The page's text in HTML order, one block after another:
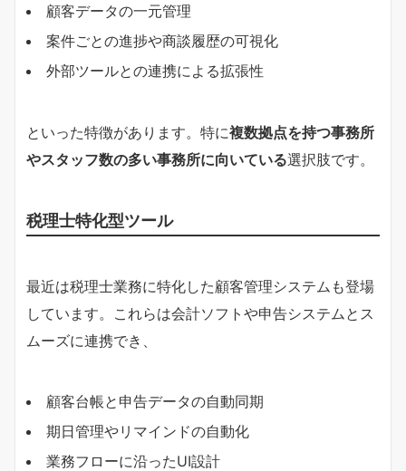
顧客データの一元管理
案件ごとの進捗や商談履歴の可視化
外部ツールとの連携による拡張性
といった特徴があります。特に複数拠点を持つ事務所
やスタッフ数の多い事務所に向いている選択肢です。
税理士特化型ツール
最近は税理士業務に特化した顧客管理システムも登場
しています。これらは会計ソフトや申告システムとス
ムーズに連携でき、
顧客台帳と申告データの自動同期
期日管理やリマインドの自動化
業務フローに沿ったUI設計